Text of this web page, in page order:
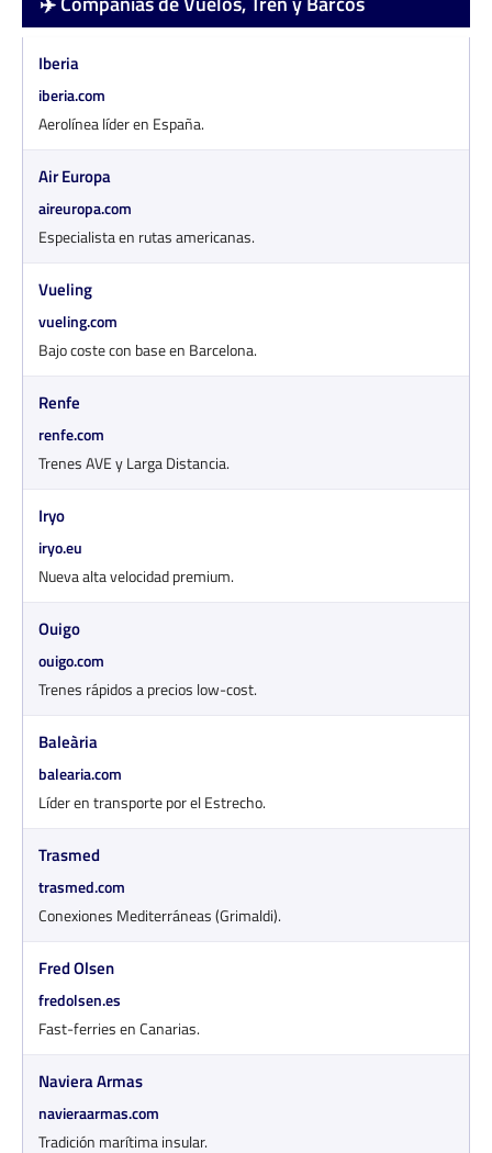
Iberia
iberia.com
Aerolínea líder en España.
Air Europa
aireuropa.com
Especialista en rutas americanas.
Vueling
vueling.com
Bajo coste con base en Barcelona.
Renfe
renfe.com
Trenes AVE y Larga Distancia.
Iryo
iryo.eu
Nueva alta velocidad premium.
Ouigo
ouigo.com
Trenes rápidos a precios low-cost.
Baleària
balearia.com
Líder en transporte por el Estrecho.
Trasmed
trasmed.com
Conexiones Mediterráneas (Grimaldi).
Fred Olsen
fredolsen.es
Fast-ferries en Canarias.
Naviera Armas
navieraarmas.com
Tradición marítima insular.